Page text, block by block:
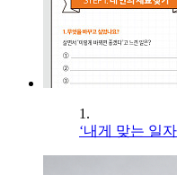
1.
‘내게 맞는 일